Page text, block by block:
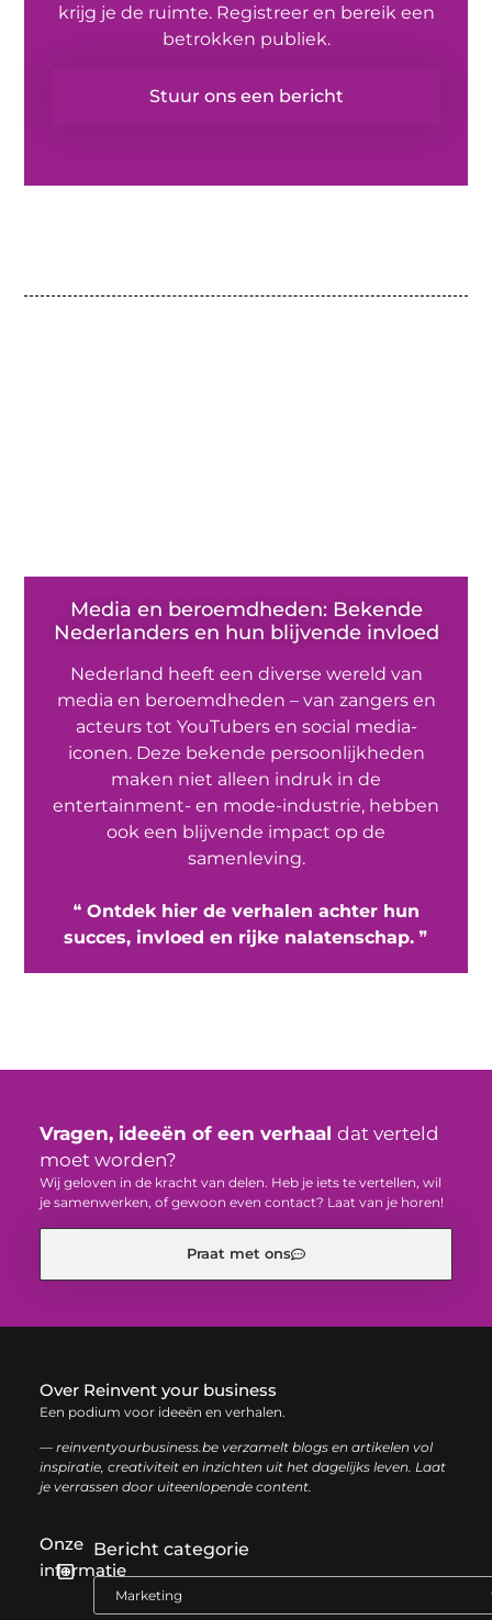
krijg je de ruimte. Registreer en bereik een
betrokken publiek.
Stuur ons een bericht
Media en beroemdheden: Bekende
Nederlanders en hun blijvende invloed
Nederland heeft een diverse wereld van
media en beroemdheden – van zangers en
acteurs tot YouTubers en social media-
iconen. Deze bekende persoonlijkheden
maken niet alleen indruk in de
entertainment- en mode-industrie, hebben
ook een blijvende impact op de
samenleving.
❝ Ontdek hier de verhalen achter hun
succes, invloed en rijke nalatenschap. ❞
Vragen, ideeën of een verhaal dat verteld
moet worden?
Wij geloven in de kracht van delen. Heb je iets te vertellen, wil
je samenwerken, of gewoon even contact? Laat van je horen!
Praat met ons
Over Reinvent your business
Een podium voor ideeën en verhalen.
— reinventyourbusiness.be verzamelt blogs en artikelen vol
inspiratie, creativiteit en inzichten uit het dagelijks leven. Laat
je verrassen door uiteenlopende content.
Onze
informatie
Bericht categorie